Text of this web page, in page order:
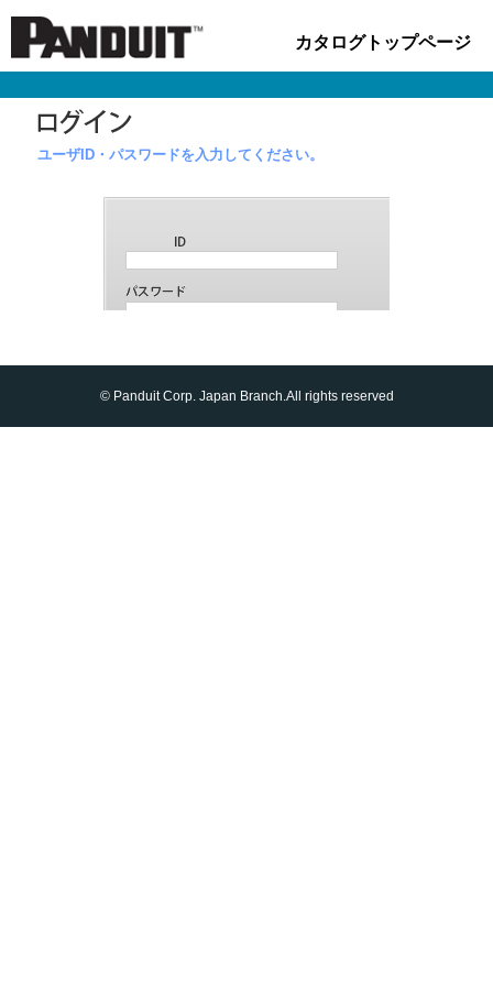
カタログトップページ
ユーザID・パスワードを入力してください。
© Panduit Corp. Japan Branch.All rights reserved